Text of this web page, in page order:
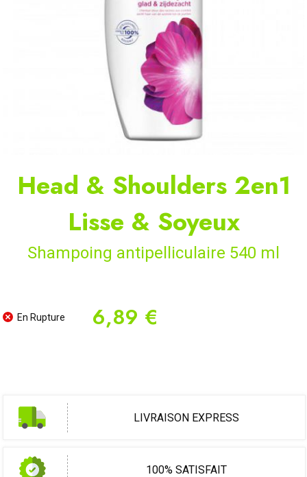
Head & Shoulders 2en1
Lisse & Soyeux
Shampoing antipelliculaire 540 ml
En Rupture 6,89 €
LIVRAISON EXPRESS
100% SATISFAIT